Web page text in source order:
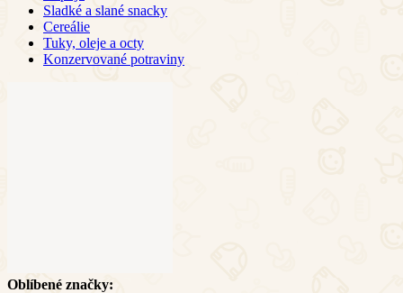
Sladké a slané snacky
Cereálie
Tuky, oleje a octy
Konzervované potraviny
Oblíbené značky: